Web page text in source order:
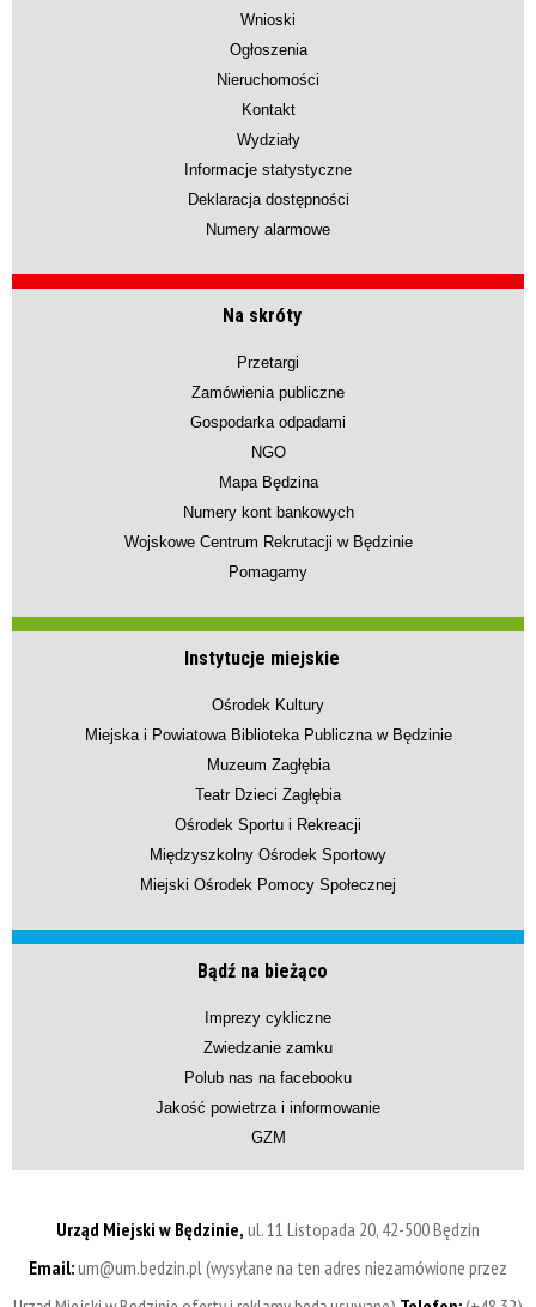
Wnioski
Ogłoszenia
Nieruchomości
Kontakt
Wydziały
Informacje statystyczne
Deklaracja dostępności
Numery alarmowe
Na skróty
Przetargi
Zamówienia publiczne
Gospodarka odpadami
NGO
Mapa Będzina
Numery kont bankowych
Wojskowe Centrum Rekrutacji w Będzinie
Pomagamy
Instytucje miejskie
Ośrodek Kultury
Miejska i Powiatowa Biblioteka Publiczna w Będzinie
Muzeum Zagłębia
Teatr Dzieci Zagłębia
Ośrodek Sportu i Rekreacji
Międzyszkolny Ośrodek Sportowy
Miejski Ośrodek Pomocy Społecznej
Bądź na bieżąco
Imprezy cykliczne
Zwiedzanie zamku
Polub nas na facebooku
Jakość powietrza i informowanie
GZM
Urząd Miejski w Będzinie, ul. 11 Listopada 20, 42-500 Będzin
Email:um@um.bedzin.pl (wysyłane na ten adres niezamówione przez